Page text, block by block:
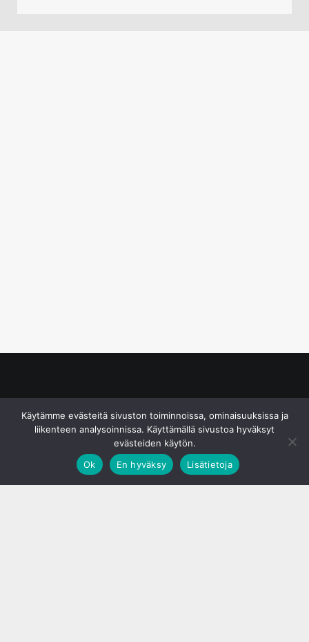
Käytämme evästeitä sivuston toiminnoissa, ominaisuuksissa ja
liikenteen analysoinnissa. Käyttämällä sivustoa hyväksyt
evästeiden käytön.
Ok
En hyväksy Lisätietoja